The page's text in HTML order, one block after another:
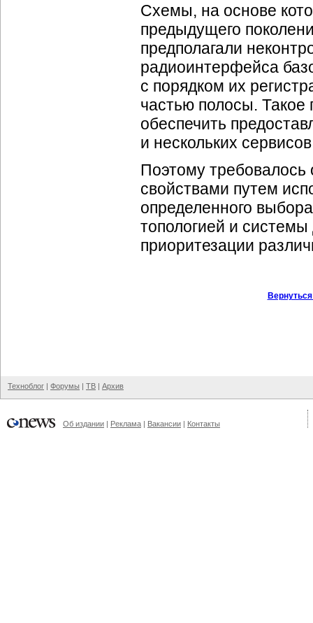
Схемы, на основе
предыдущего
предполагали
радиоинтерфейса
с порядком их
частью полосы. Такое
обеспечить
и нескольких
Поэтому требовалось
свойствами путем
определенного
топологией и
приоритезации
Техноблог | Форумы | ТВ | Архив
Об издании | Реклама | Вакансии | Контакты